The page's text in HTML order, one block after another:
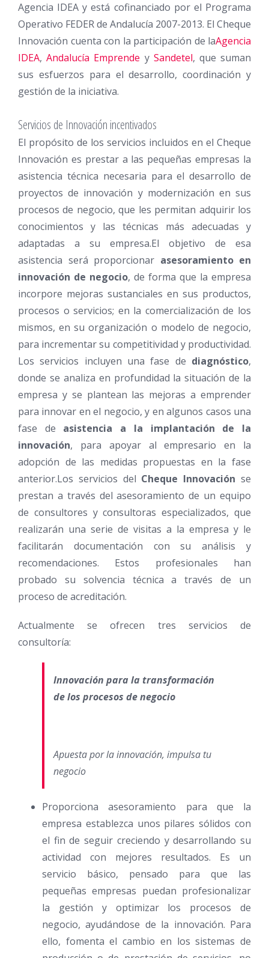
Agencia IDEA y está cofinanciado por el Programa
Operativo FEDER de Andalucía 2007-2013. El Cheque
Innovación cuenta con la participación de laAgencia
IDEA,Andalucía Emprende y Sandetel, que suman
sus esfuerzos para el desarrollo, coordinación y
gestión de la iniciativa.
Servicios de Innovación incentivados
El propósito de los servicios incluidos en el Cheque
Innovación es prestar a las pequeñas empresas la
asistencia técnica necesaria para el desarrollo de
proyectos de innovación y modernización en sus
procesos de negocio, que les permitan adquirir los
conocimientos y las técnicas más adecuadas y
adaptadas a su empresa.El objetivo de esa
asistencia será proporcionar asesoramiento en
innovación de negocio, de forma que la empresa
incorpore mejoras sustanciales en sus productos,
procesos o servicios; en la comercialización de los
mismos, en su organización o modelo de negocio,
para incrementar su competitividad y productividad.
Los servicios incluyen una fase de diagnóstico,
donde se analiza en profundidad la situación de la
empresa y se plantean las mejoras a emprender
para innovar en el negocio, y en algunos casos una
fase de asistencia a la implantación de la
innovación, para apoyar al empresario en la
adopción de las medidas propuestas en la fase
anterior.Los servicios del Cheque Innovación se
prestan a través del asesoramiento de un equipo
de consultores y consultoras especializados, que
realizarán una serie de visitas a la empresa y le
facilitarán documentación con su análisis y
recomendaciones. Estos profesionales han
probado su solvencia técnica a través de un
proceso de acreditación.
Actualmente se ofrecen tres servicios de
consultoría:
Innovación para la transformación
de los procesos de negocio
Apuesta por la innovación, impulsa tu
negocio
Proporciona asesoramiento para que la
empresa establezca unos pilares sólidos con
el fin de seguir creciendo y desarrollando su
actividad con mejores resultados. Es un
servicio básico, pensado para que las
pequeñas empresas puedan profesionalizar
la gestión y optimizar los procesos de
negocio, ayudándose de la innovación. Para
ello, fomenta el cambio en los sistemas de